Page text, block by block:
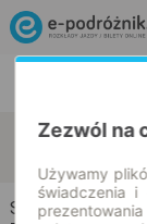
Strzeszkowice
Strzeszkowice
Zezwól na
Używamy
świadczenia i